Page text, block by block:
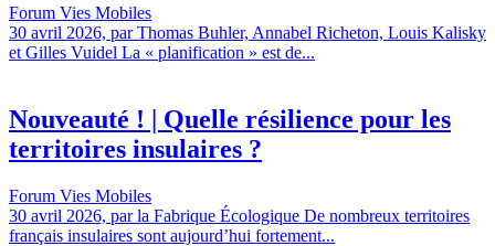
Forum Vies Mobiles
30 avril 2026, par Thomas Buhler, Annabel Richeton, Louis Kalisky
et Gilles Vuidel La « planification » est de...
Nouveauté ! | Quelle résilience pour les
territoires insulaires ?
Forum Vies Mobiles
30 avril 2026, par la Fabrique Écologique De nombreux territoires
français insulaires sont aujourd’hui fortement...